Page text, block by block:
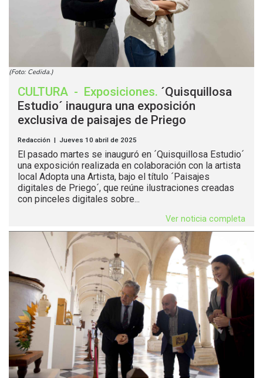
(Foto: Cedida.)
CULTURA - Exposiciones. ´Quisquillosa
Estudio´ inaugura una exposición
exclusiva de paisajes de Priego
Redacción | Jueves 10 abril de 2025
El pasado martes se inauguró en ´Quisquillosa Estudio´
una exposición realizada en colaboración con la artista
local Adopta una Artista, bajo el título ´Paisajes
digitales de Priego´, que reúne ilustraciones creadas
con pinceles digitales sobre...
Ver noticia completa